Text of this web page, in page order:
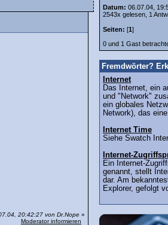
20:42:27 von Dr.Nope »
Moderator informieren
Datum: 06.07.04,
2543x gelesen, 1
Seiten: [1]
0 und 1 Gast
Fremdwörter?
Internet
Das Internet, ein
und "Network"
ein globales
Network), das
Internet Time
Siehe Swatch
Internet-
Ein Internet-
genannt, stellt
dar. Am
Explorer, gefolgt